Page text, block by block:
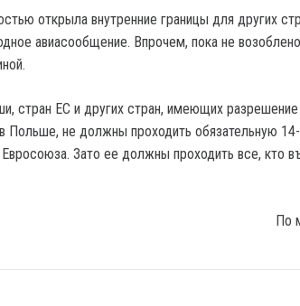
открыла внутренние границы для других
авиасообщение. Впрочем, пока не
стран ЕС и других стран, имеющих разрешение
Польше, не должны проходить обязательную
Зато ее должны проходить все, кто
По